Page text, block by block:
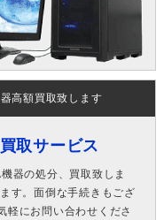
高額買取致します
取サービス
器の処分、買取致しま
す。面倒な手続きもござ
軽にお問い合わせくださ